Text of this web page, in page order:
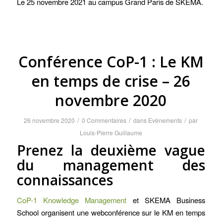
Conférence CoP-1 : Le KM
en temps de crise – 26
novembre 2020
26 novembre 2020 / 0 Commentaires / dans Evènements / par
Louis-Pierre Guillaume
Prenez la deuxième vague
du management des
connaissances
CoP-1 Knowledge Management et SKEMA Business
School organisent une webconférence sur le KM en temps